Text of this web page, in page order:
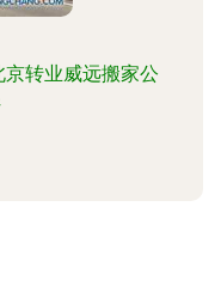
转业威远搬家公